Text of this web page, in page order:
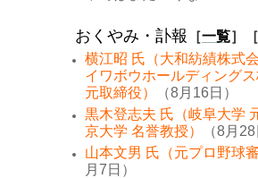
おくやみ・訃報 ［一覧］［
横江昭 氏（大和紡績株式
イワボウホールディングス
元取締役）
（8月16日）
黒木登志夫 氏（岐阜大学
京大学 名誉教授）
（8月28
山本文男 氏（元プロ野球審
月7日）